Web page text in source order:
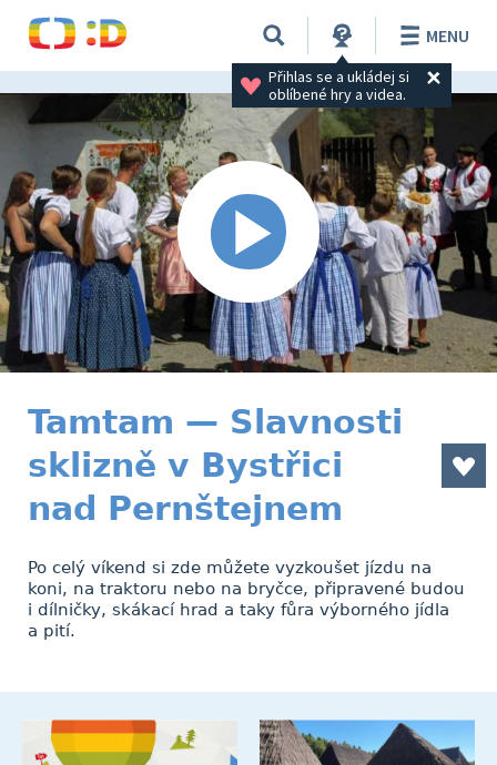
Přihlas se a ukládej si
oblíbené hry a videa.
MENU
Tamtam — Slavnosti
sklizně v Bystřici
nad Pernštejnem
Po celý víkend si zde můžete vyzkoušet jízdu na
koni, na traktoru nebo na bryčce, připravené budou
i dílničky, skákací hrad a taky fůra výborného jídla
a pití.